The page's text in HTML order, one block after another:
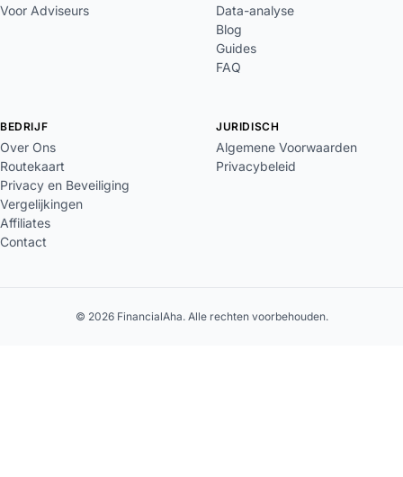
Voor Adviseurs
Data-analyse
Blog
Guides
FAQ
BEDRIJF
Over Ons
Routekaart
Privacy en Beveiliging
Vergelijkingen
Affiliates
Contact
JURIDISCH
Algemene Voorwaarden
Privacybeleid
© 2026 FinancialAha. Alle rechten voorbehouden.